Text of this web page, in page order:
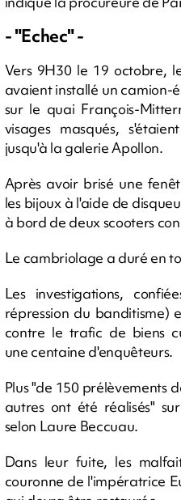
- "Echec" -
Vers 9H30 le 19 octobre,
avaient installé un camion-
sur le quai François-
visages masqués,
jusqu'à la galerie Apollon.
Après avoir brisé une
les bijoux à l'aide de
à bord de deux scooters
Le cambriolage a duré en
Les investigations,
répression du
contre le trafic de biens
une centaine d'enquêteurs.
Plus "de 150 prélèvements
autres ont été réalisés"
selon Laure Beccuau.
Dans leur fuite, les
couronne de l'impératrice